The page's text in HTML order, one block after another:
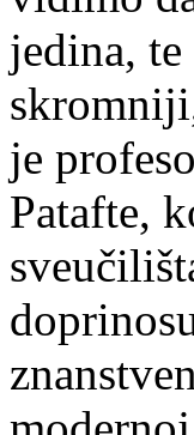
jedina,
je
Patafte,